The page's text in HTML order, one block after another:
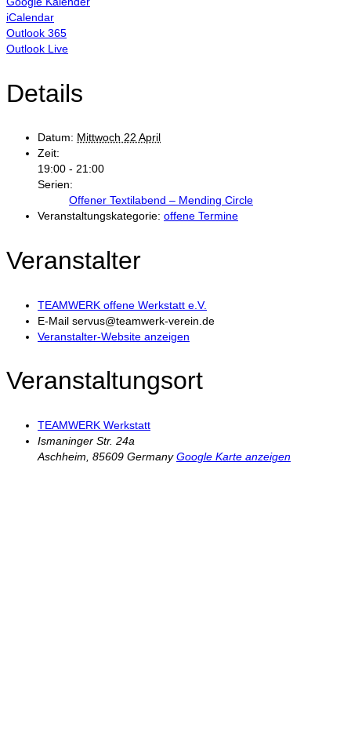
iCalendar
Outlook 365
Outlook Live
Details
Datum: Mittwoch 22 April
Zeit:
19:00 - 21:00
Serien:
Offener Textilabend – Mending Circle
Veranstaltungskategorie: offene Termine
Veranstalter
TEAMWERK offene Werkstatt e.V.
E-Mail servus@teamwerk-verein.de
Veranstalter-Website anzeigen
Veranstaltungsort
TEAMWERK Werkstatt
Ismaninger Str. 24a
Aschheim 85609 Germany Google Karte anzeigen